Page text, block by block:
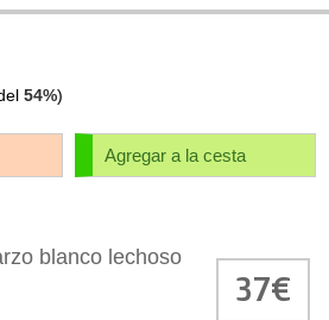
54%)
Agregar a la cesta
blanco lechoso
37€